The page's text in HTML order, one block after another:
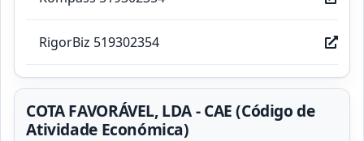
RigorBiz 519302354
COTA FAVORÁVEL, LDA - CAE (Código de
Atividade Económica)